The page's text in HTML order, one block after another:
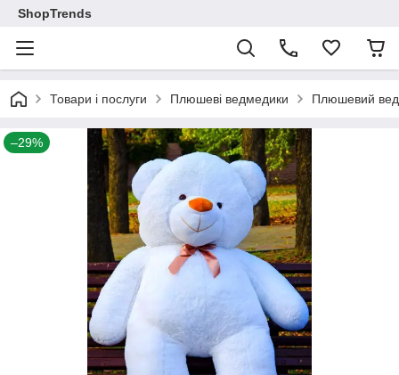
ShopTrends
Товари і послуги Плюшеві ведмедики Плюшевий
–29%